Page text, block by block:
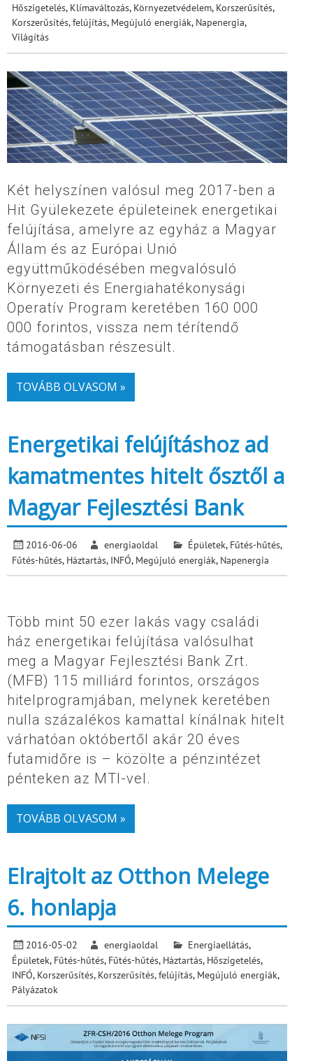
Hőszigetelés, Klímaváltozás, Környezetvédelem, Korszerűsítés,
Korszerűsítés, felújítás, Megújuló energiák, Napenergia,
Világítás
Két helyszínen valósul meg 2017-ben a
Hit Gyülekezete épületeinek energetikai
felújítása, amelyre az egyház a Magyar
Állam és az Európai Unió
együttműködésében megvalósuló
Környezeti és Energiahatékonysági
Operatív Program keretében 160 000
000 forintos, vissza nem térítendő
támogatásban részesült.
TOVÁBB OLVASOM »
Energetikai felújításhoz ad
kamatmentes hitelt ősztől a
Magyar Fejlesztési Bank
2016-06-06 energiaoldal Épületek, Fűtés-hűtés,
Fűtés-hűtés, Háztartás, INFÓ, Megújuló energiák, Napenergia
Több mint 50 ezer lakás vagy családi
ház energetikai felújítása valósulhat
meg a Magyar Fejlesztési Bank Zrt.
(MFB) 115 milliárd forintos, országos
hitelprogramjában, melynek keretében
nulla százalékos kamattal kínálnak hitelt
várhatóan októbertől akár 20 éves
futamidőre is – közölte a pénzintézet
pénteken az MTI-vel.
TOVÁBB OLVASOM »
Elrajtolt az Otthon Melege
6. honlapja
2016-05-02 energiaoldal Energiaellátás,
Épületek, Fűtés-hűtés, Fűtés-hűtés, Háztartás, Hőszigetelés,
INFÓ, Korszerűsítés, Korszerűsítés, felújítás, Megújuló energiák,
Pályázatok